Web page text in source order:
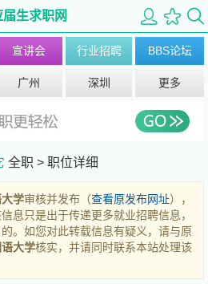
届生求职网
宣讲会 行业招聘 BBS论坛
广州 深圳 更多
全职 > 职位详细
学审核并发布（查看原发布网址），
息只是出于传递更多就业招聘信息，
。如您对此转载信息有疑义，请与原
大学核实，并请同时联系本站处理该